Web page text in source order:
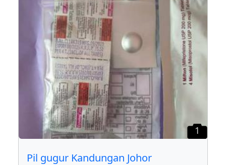
1
Pil gugur Kandungan Johor